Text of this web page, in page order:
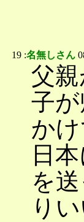
19 :名無しさん
父
子
かけ
日
を
り